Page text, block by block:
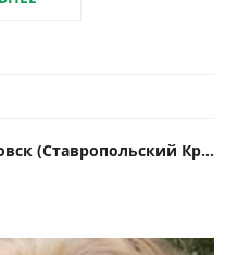
Нетипичный Михайловск (Ставропольский Край)